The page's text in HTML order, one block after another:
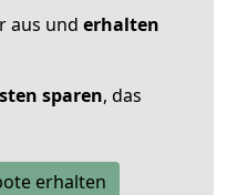
aus und erhalten
sparen, das
erhalten